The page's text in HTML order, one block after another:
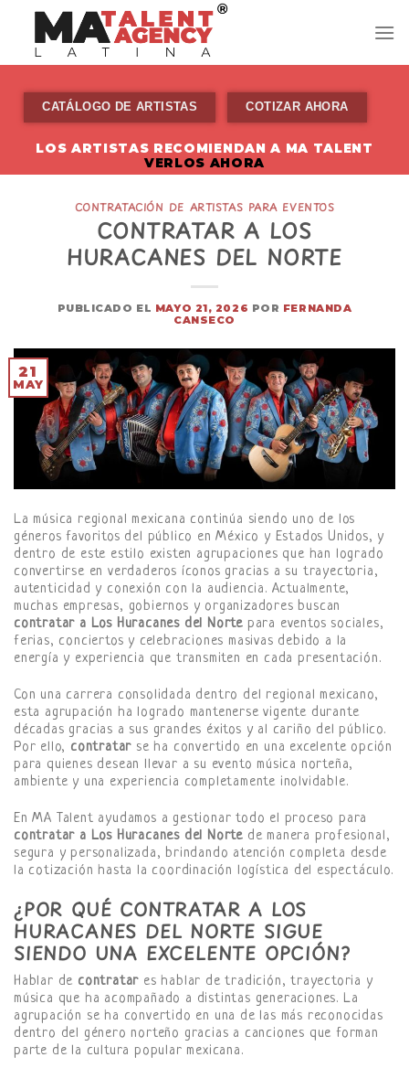
content
CATÁLOGO DE ARTISTAS COTIZAR AHORA
LOS ARTISTAS RECOMIENDAN A MA TALENT
VERLOS AHORA
CONTRATACIÓN DE ARTISTAS PARA EVENTOS
CONTRATAR A LOS
HURACANES DEL NORTE
PUBLICADO EL MAYO 21, 2026 POR FERNANDA
CANSECO
21
MAY
La música regional mexicana continúa siendo uno de los
géneros favoritos del público en México y Estados Unidos, y
dentro de este estilo existen agrupaciones que han logrado
convertirse en verdaderos íconos gracias a su trayectoria,
autenticidad y conexión con la audiencia. Actualmente,
muchas empresas, gobiernos y organizadores buscan
contratar a Los Huracanes del Norte para eventos sociales,
ferias, conciertos y celebraciones masivas debido a la
energía y experiencia que transmiten en cada presentación.
Con una carrera consolidada dentro del regional mexicano,
esta agrupación ha logrado mantenerse vigente durante
décadas gracias a sus grandes éxitos y al cariño del público.
Por ello, contratar se ha convertido en una excelente opción
para quienes desean llevar a su evento música norteña,
ambiente y una experiencia completamente inolvidable.
En MA Talent ayudamos a gestionar todo el proceso para
contratar a Los Huracanes del Norte de manera profesional,
segura y personalizada, brindando atención completa desde
la cotización hasta la coordinación logística del espectáculo.
¿POR QUÉ CONTRATAR A LOS
HURACANES DEL NORTE SIGUE
SIENDO UNA EXCELENTE OPCIÓN?
Hablar de contratar es hablar de tradición, trayectoria y
música que ha acompañado a distintas generaciones. La
agrupación se ha convertido en una de las más reconocidas
dentro del género norteño gracias a canciones que forman
parte de la cultura popular mexicana.